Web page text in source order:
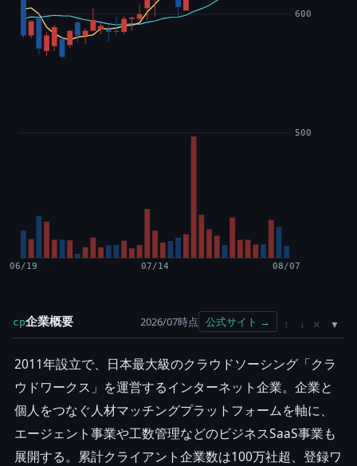
500
600
06/19 07/14 08/07
cp企業概要 2026/07時点 公式サイト → ↑ ↓ ×
2011年設立で、日本最大級のクラウドソーシング「クラ
ウドワークス」を運営するインターネット企業。企業と
個人をつなぐ人材マッチングプラットフォームを軸に、
エージェント事業や工数管理などのビジネスSaaS事業も
展開する。累計クライアント企業数は100万社超、登録ワ